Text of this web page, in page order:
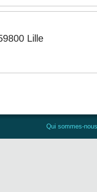
Lille
Qui sommes-nous